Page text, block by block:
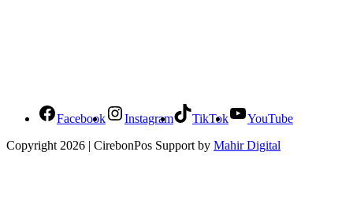
Facebook Instagram TikTok
YouTube
Copyright 2026 | CirebonPos Support by Mahir Digital